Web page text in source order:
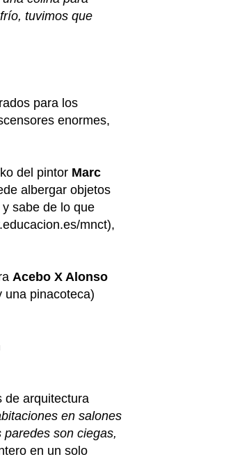
tuvimos que
para los
enormes,
del pintor Marc
albergar objetos
y sabe de lo que
mnct),
Acebo X Alonso
una pinacoteca)
de arquitectura
en salones
paredes son ciegas,
en un solo